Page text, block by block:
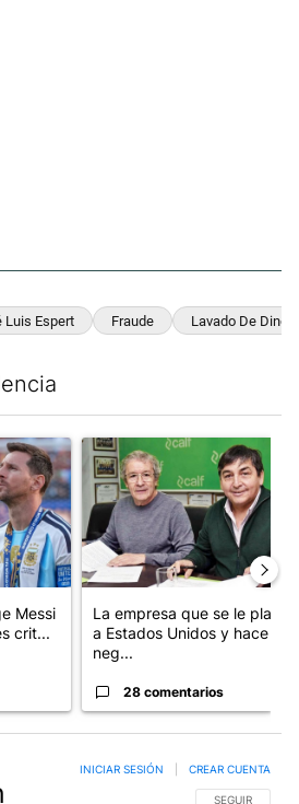
Luis Espert Fraude Lavado De Dinero
con el título "Milei despidió a Jorge
Messi
crit...
Un artículo de tendencia con
La empresa que se le plantó
a Estados Unidos y hace
neg...
28 comentarios
SIGA ESTA
SEGUIR
INICIAR SESIÓN CREAR CUENTA